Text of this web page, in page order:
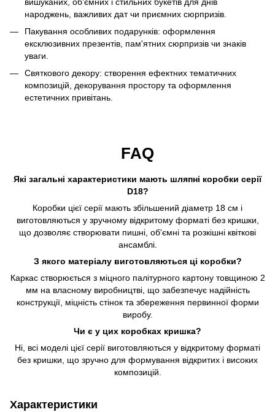
народжень, важливих дат чи приємних сюрпризів.
Пакування особливих подарунків: оформлення
ексклюзивних презентів, пам'ятних сюрпризів чи знаків
уваги.
Святкового декору: створення ефектних тематичних
композицій, декорування простору та оформлення
естетичних привітань.
FAQ
Які загальні характеристики мають шляпні коробки серії
D18?
Коробки цієї серії мають збільшений діаметр 18 см і
виготовляються у зручному відкритому форматі без кришки,
що дозволяє створювати пишні, об'ємні та розкішні квіткові
ансамблі.
З якого матеріалу виготовляються ці коробки?
Каркас створюється з міцного палітурного картону товщиною 2
мм на власному виробництві, що забезпечує надійність
конструкції, міцність стінок та збереження первинної форми
виробу.
Чи є у цих коробках кришка?
Ні, всі моделі цієї серії виготовляються у відкритому форматі
без кришки, що зручно для формування відкритих і високих
композицій.
Характеристики